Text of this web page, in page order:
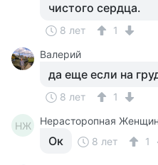
чистого сердца.
8 лет
1
Валерий
да еще если на
8 лет 1
НЖ Нерасторопная
Ок 8 лет 1